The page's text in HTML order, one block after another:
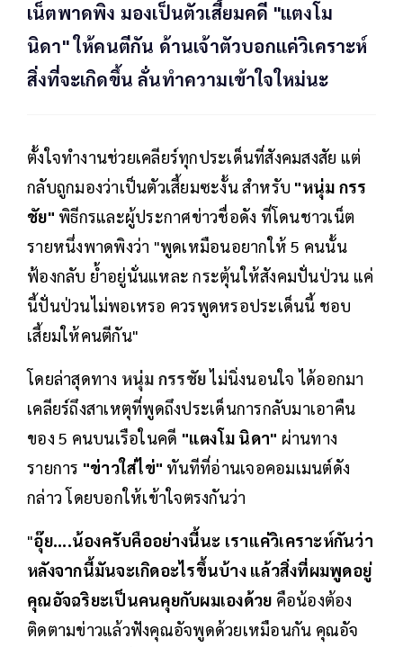
เน็ตพาดพิง มองเป็นตัวเสี้ยมคดี "แตงโม
นิดา" ให้คนตีกัน ด้านเจ้าตัวบอกแค่วิเคราะห์
สิ่งที่จะเกิดขึ้น ลั่นทำความเข้าใจใหม่นะ
ตั้งใจทำงานช่วยเคลียร์ทุกประเด็นที่สังคมสงสัย แต่
กลับถูกมองว่าเป็นตัวเสี้ยมซะงั้น สำหรับ "หนุ่ม กรร
ชัย" พิธีกรและผู้ประกาศข่าวชื่อดัง ที่โดนชาวเน็ต
รายหนึ่งพาดพิงว่า "พูดเหมือนอยากให้ 5 คนนั้น
ฟ้องกลับ ย้ำอยู่นั่นแหละ กระตุ้นให้สังคมปั่นป่วน แค่
นี้ปั่นป่วนไม่พอเหรอ ควรพูดหรอประเด็นนี้ ชอบ
เสี้ยมให้คนตีกัน"
โดยล่าสุดทาง หนุ่ม กรรชัยไม่นิ่งนอนใจ ได้ออกมา
เคลียร์ถึงสาเหตุที่พูดถึงประเด็นการกลับมาเอาคืน
ของ 5 คนบนเรือในคดี "แตงโม นิดา" ผ่านทาง
รายการ "ข่าวใส่ไข่" ทันทีที่อ่านเจอคอมเมนต์ดัง
กล่าว โดยบอกให้เข้าใจตรงกันว่า
"อุ๊ย....น้องครับคืออย่างนี้นะ เราแค่วิเคราะห์กันว่า
หลังจากนี้มันจะเกิดอะไรขึ้นบ้าง แล้วสิ่งที่ผมพูดอยู่
คุณอัจฉริยะเป็นคนคุยกับผมเองด้วย คือน้องต้อง
ติดตามข่าวแล้วฟังคุณอัจพูดด้วยเหมือนกัน คุณอัจ